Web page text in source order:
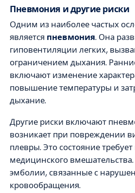
Пневмония и другие риски
Одним из наиболее частых
является пневмония. Она
гиповентиляции легких,
ограничением дыхания.
включают изменение
повышение температуры и
дыхание.
Другие риски включают
возникает при повреждении
плевры. Это состояние
медицинского
эмболии, связанные с
кровообращения.